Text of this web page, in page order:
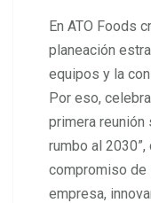
En ATO Foods
planeación
equipos y la
Por eso,
primera reunión
rumbo al
compromiso de
empresa,